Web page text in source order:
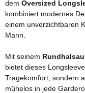
dem Oversized
kombiniert modernes
einem unverzichtbaren
Mann.
Mit seinem
bietet dieses
Tragekomfort, sondern
mühelos in jede